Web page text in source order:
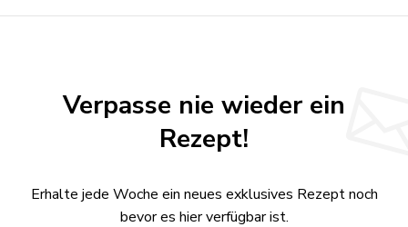
Verpasse nie wieder ein
Rezept!
Erhalte jede Woche ein neues exklusives Rezept noch
bevor es hier verfügbar ist.